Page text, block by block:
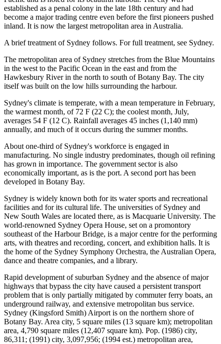
established as a penal colony in the late 18th century and had
become a major trading centre even before the first pioneers pushed
inland. It is now the largest metropolitan area in Australia.
A brief treatment of Sydney follows. For full treatment, see Sydney.
The metropolitan area of Sydney stretches from the Blue Mountains
in the west to the Pacific Ocean in the east and from the
Hawkesbury River in the north to south of Botany Bay. The city
itself was built on the low hills surrounding the harbour.
Sydney's climate is temperate, with a mean temperature in February,
the warmest month, of 72 F (22 C); the coolest month, July,
averages 54 F (12 C). Rainfall averages 45 inches (1,140 mm)
annually, and much of it occurs during the summer months.
About one-third of Sydney's workforce is engaged in
manufacturing. No single industry predominates, though oil refining
has grown in importance. The government sector is also
economically important, as is the port. A second port has been
developed in Botany Bay.
Sydney is widely known both for its water sports and recreational
facilities and for its cultural life. The universities of Sydney and
New South Wales are located there, as is Macquarie University. The
world-renowned Sydney Opera House, set on a promontory
southeast of the Harbour Bridge, is a major centre for the performing
arts, with theatres and recording, concert, and exhibition halls. It is
the home of the Sydney Symphony Orchestra, the Australian Opera,
dance and theatre companies, and a library.
Rapid development of suburban Sydney and the absence of major
highways that bypass the city have caused a persistent transport
problem that is only partially mitigated by commuter ferry boats, an
underground railway, and extensive metropolitan bus service.
Sydney (Kingsford Smith) Airport is on the northern shore of
Botany Bay. Area city, 5 square miles (13 square km); metropolitan
area, 4,790 square miles (12,407 square km). Pop. (1986) city,
86,311; (1991) city, 3,097,956; (1994 est.) metropolitan area,